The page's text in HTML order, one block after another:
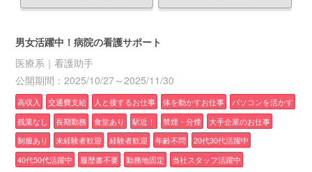
男女活躍中！病院の看護サポート
医療系｜看護助手
公開期間：2025/10/27～2025/11/30
高収入 交通費支給 人と接するお仕事 体を動かすお仕事
パソコンを活かす
残業なし
長期勤務 食堂あり 駅近！ 禁煙・分煙
大手企業のお仕事
制服あり
未経験者歓迎 経験者歓迎 年齢不問
20代30代活躍中
40代50代活躍中
履歴書不要 勤務地固定 当社スタッフ活躍中